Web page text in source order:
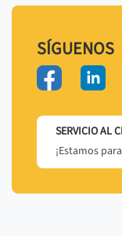
SÍGUENOS
SERVICIO AL
¡Estamos